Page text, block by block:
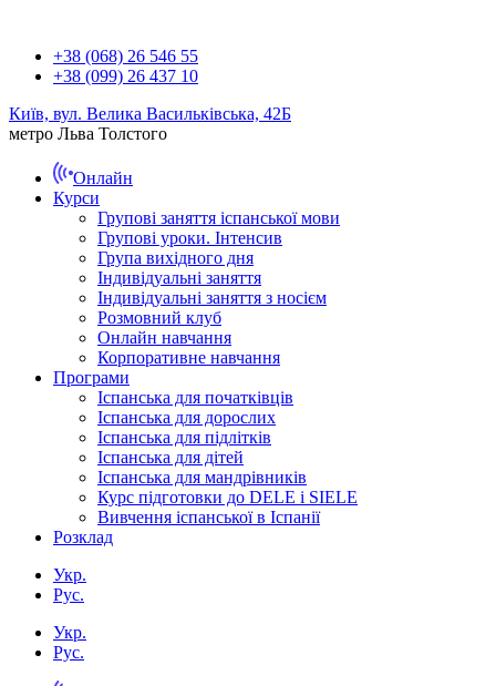
+38 (068) 26 546 55
+38 (099) 26 437 10
Київ, вул. Велика Васильківська, 42Б
метро Льва Толстого
Онлайн
Курси
Групові заняття іспанської мови
Групові уроки. Інтенсив
Група вихідного дня
Індивідуальні заняття
Індивідуальні заняття з носієм
Розмовний клуб
Онлайн навчання
Корпоративне навчання
Програми
Іспанська для початківців
Іспанська для дорослих
Іспанська для підлітків
Іспанська для дітей
Іспанська для мандрівників
Курс підготовки до DELE і SIELE
Вивчення іспанської в Іспанії
Розклад
Укр.
Рус.
Укр.
Рус.